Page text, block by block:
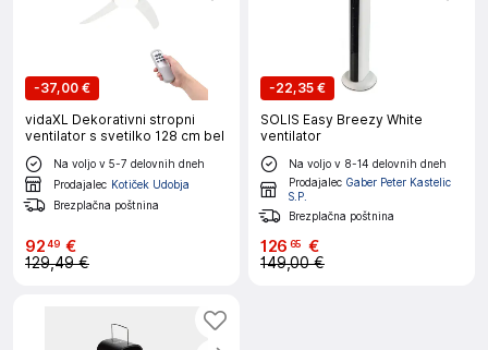
-37,00 €
vidaXL Dekorativni stropni
ventilator s svetilko 128 cm bel
Na voljo v 5-7 delovnih dneh
Prodajalec Kotiček Udobja
Brezplačna poštnina
9249 €
129,49 €
-22,35 €
SOLIS Easy Breezy White
ventilator
Na voljo v 8-14 delovnih dneh
Prodajalec Gaber Peter Kastelic
S.P.
Brezplačna poštnina
126 65 €
149,00 €